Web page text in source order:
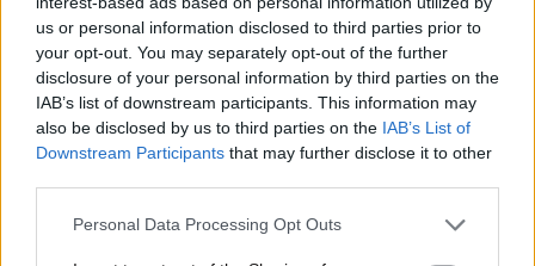
us or personal information disclosed to third parties prior to
your opt-out. You may separately opt-out of the further
disclosure of your personal information by third parties on the
IAB’s list of downstream participants. This information may
also be disclosed by us to third parties on the IAB’s List of
Downstream Participants that may further disclose it to other
Please note that this website/app uses one or more Google
Personal Data Processing Opt Outs